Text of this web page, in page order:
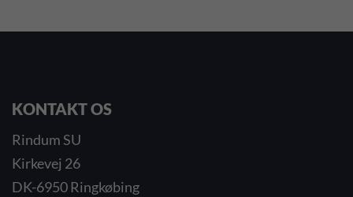
KONTAKT OS
Rindum SU
Kirkevej 26
DK-6950 Ringkøbing